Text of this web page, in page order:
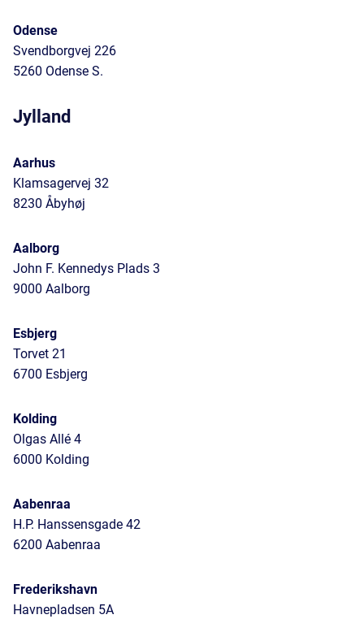
Odense
Svendborgvej 226
5260 Odense S.
Jylland
Aarhus
Klamsagervej 32
8230 Åbyhøj
Aalborg
John F. Kennedys Plads 3
9000 Aalborg
Esbjerg
Torvet 21
6700 Esbjerg
Kolding
Olgas Allé 4
6000 Kolding
Aabenraa
H.P. Hanssensgade 42
6200 Aabenraa
Frederikshavn
Havnepladsen 5A